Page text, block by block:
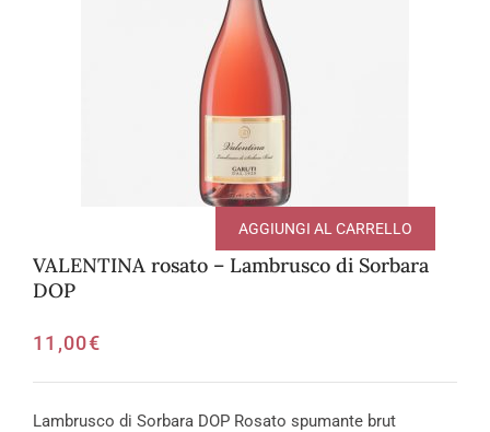
VALENTINA rosato – Lambrusco di Sorbara
DOP
11,00€
AGGIUNGI AL CARRELLO
Lambrusco di Sorbara DOP Rosato spumante brut